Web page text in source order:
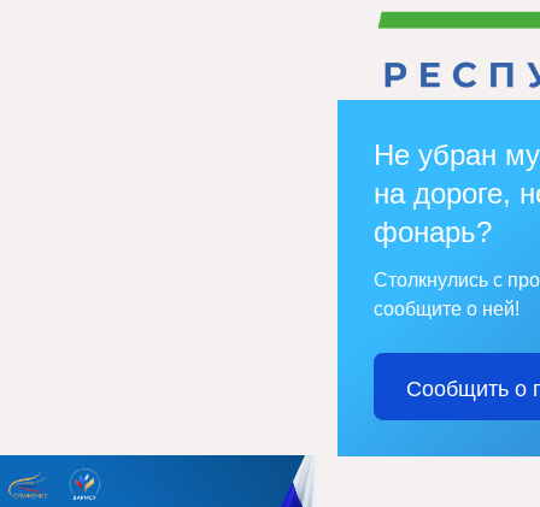
Не убран
на дороге,
фонарь?
Столкнулись с
сообщите о ней!
Сообщить о